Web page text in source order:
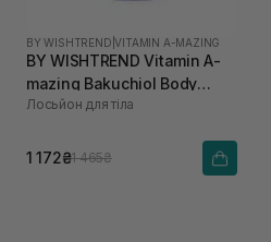
BY WISHTREND |VITAMIN A-MAZING
BY WISHTREND Vitamin A-
mazing Bakuchiol Body
Lotion 150 г
Лосьйон для тіла
1 172₴1 465₴